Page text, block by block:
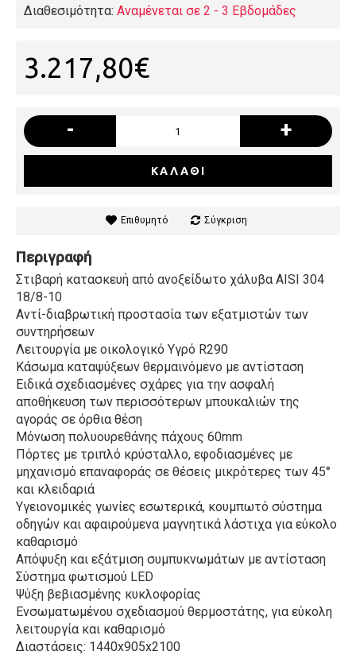
Διαθεσιμότητα: Αναμένεται σε 2 - 3 Εβδομάδες
3.217,80€
- +
ΚΑΛΆΘΙ
Επιθυμητό Σύγκριση
Περιγραφή
Στιβαρή κατασκευή από ανοξείδωτο χάλυβα AISI 304
18/8-10
Αντί-διαβρωτική προστασία των εξατμιστών των
συντηρήσεων
Λειτουργία με οικολογικό Υγρό R290
Κάσωμα καταψύξεων θερμαινόμενο με αντίσταση
Ειδικά σχεδιασμένες σχάρες για την ασφαλή
αποθήκευση των περισσότερων μπουκαλιών της
αγοράς σε όρθια θέση
Μόνωση πολυουρεθάνης πάχους 60mm
Πόρτες με τριπλό κρύσταλλο, εφοδιασμένες με
μηχανισμό επαναφοράς σε θέσεις μικρότερες των 45°
και κλειδαριά
Υγειονομικές γωνίες εσωτερικά, κουμπωτό σύστημα
οδηγών και αφαιρούμενα μαγνητικά λάστιχα για εύκολο
καθαρισμό
Απόψυξη και εξάτμιση συμπυκνωμάτων με αντίσταση
Σύστημα φωτισμού LED
Ψύξη βεβιασμένης κυκλοφορίας
Ενσωματωμένου σχεδιασμού θερμοστάτης, για εύκολη
λειτουργία και καθαρισμό
Διαστάσεις: 1440x905x2100